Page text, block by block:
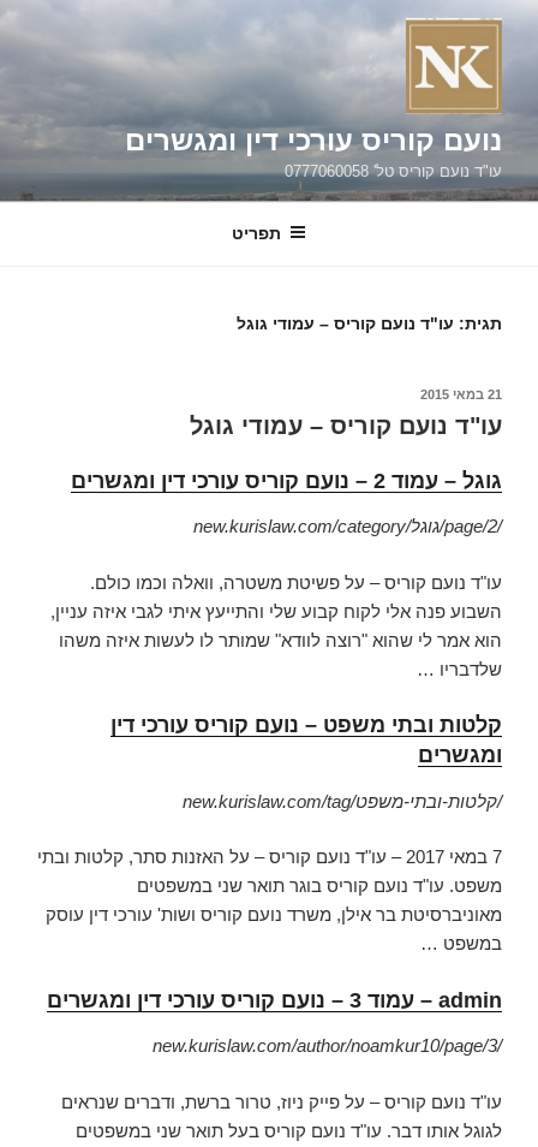
דילוג
נועם קוריס עורכי דין ומגשרים
עו"ד נועם קוריס טל' 0777060058
תפריט
תגית: עו"ד נועם קוריס – עמודי גוגל
פורסם
21 במאי 2015
עו"ד נועם קוריס – עמודי גוגל
גוגל – עמוד 2 – נועם קוריס עורכי דין ומגשרים
new.kurislaw.com/category/גוגל/page/2/
עו"ד נועם קוריס – על פשיטת משטרה, וואלה וכמו כולם.
השבוע פנה אלי לקוח קבוע שלי והתייעץ איתי לגבי איזה עניין,
הוא אמר לי שהוא "רוצה לוודא" שמותר לו לעשות איזה משהו
שלדבריו …
קלטות ובתי משפט – נועם קוריס עורכי דין
ומגשרים
new.kurislaw.com/tag/קלטות-ובתי-משפט/
7 במאי 2017 –
עו"ד נועם קוריס – על האזנות סתר, קלטות ובתי
משפט. עו"ד נועם קוריס בוגר תואר שני במשפטים
מאוניברסיטת בר אילן, משרד נועם קוריס ושות' עורכי דין עוסק
במשפט …
admin – עמוד 3 – נועם קוריס עורכי דין ומגשרים
new.kurislaw.com/author/noamkur10/page/3/
עו"ד נועם קוריס – על פייק ניוז, טרור ברשת, ודברים שנראים
לגוגל אותו דבר. עו"ד נועם קוריס בעל תואר שני במשפטים